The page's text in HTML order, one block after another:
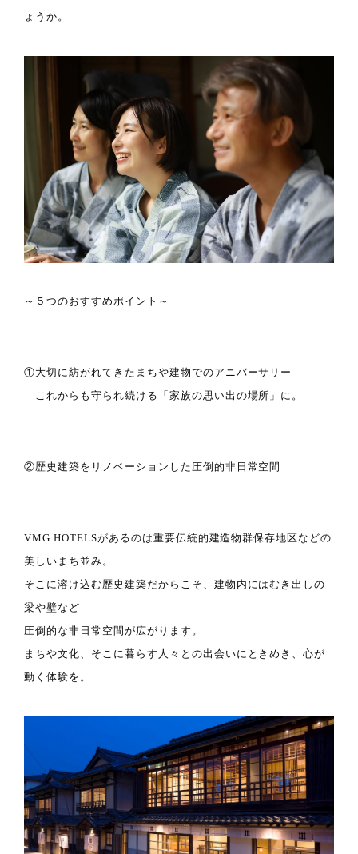
ょうか。
～５つのおすすめポイント～
①大切に紡がれてきたまちや建物でのアニバーサリー
これからも守られ続ける「家族の思い出の場所」に。
②歴史建築をリノベーションした圧倒的非日常空間
VMG HOTELSがあるのは重要伝統的建造物群保存地区などの
美しいまち並み。
そこに溶け込む歴史建築だからこそ、建物内にはむき出しの
梁や壁など
圧倒的な非日常空間が広がります。
まちや文化、そこに暮らす人々との出会いにときめき、心が
動く体験を。